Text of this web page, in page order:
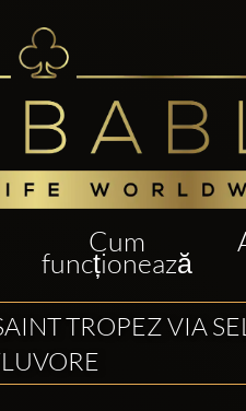
Cum
funcționează
TROPEZ VIA